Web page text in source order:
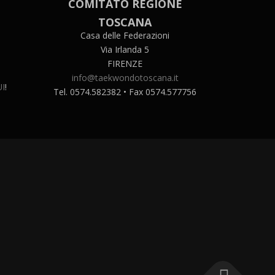
!
COMITATO REGIONE
TOSCANA
Casa delle Federazioni
Via Irlanda 5
FIRENZE
info@taekwondotoscana.it
Tel. 0574.582382 • Fax 0574.577756